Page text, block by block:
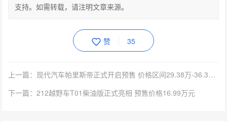
支持。如需转载，请注明文章来源。
赞 35
上一篇：现代汽车帕里斯帝正式开启预售 价格区间29.38万-36.38万元
下一篇：212越野车T01柴油版正式亮相 预售价格16.99万元